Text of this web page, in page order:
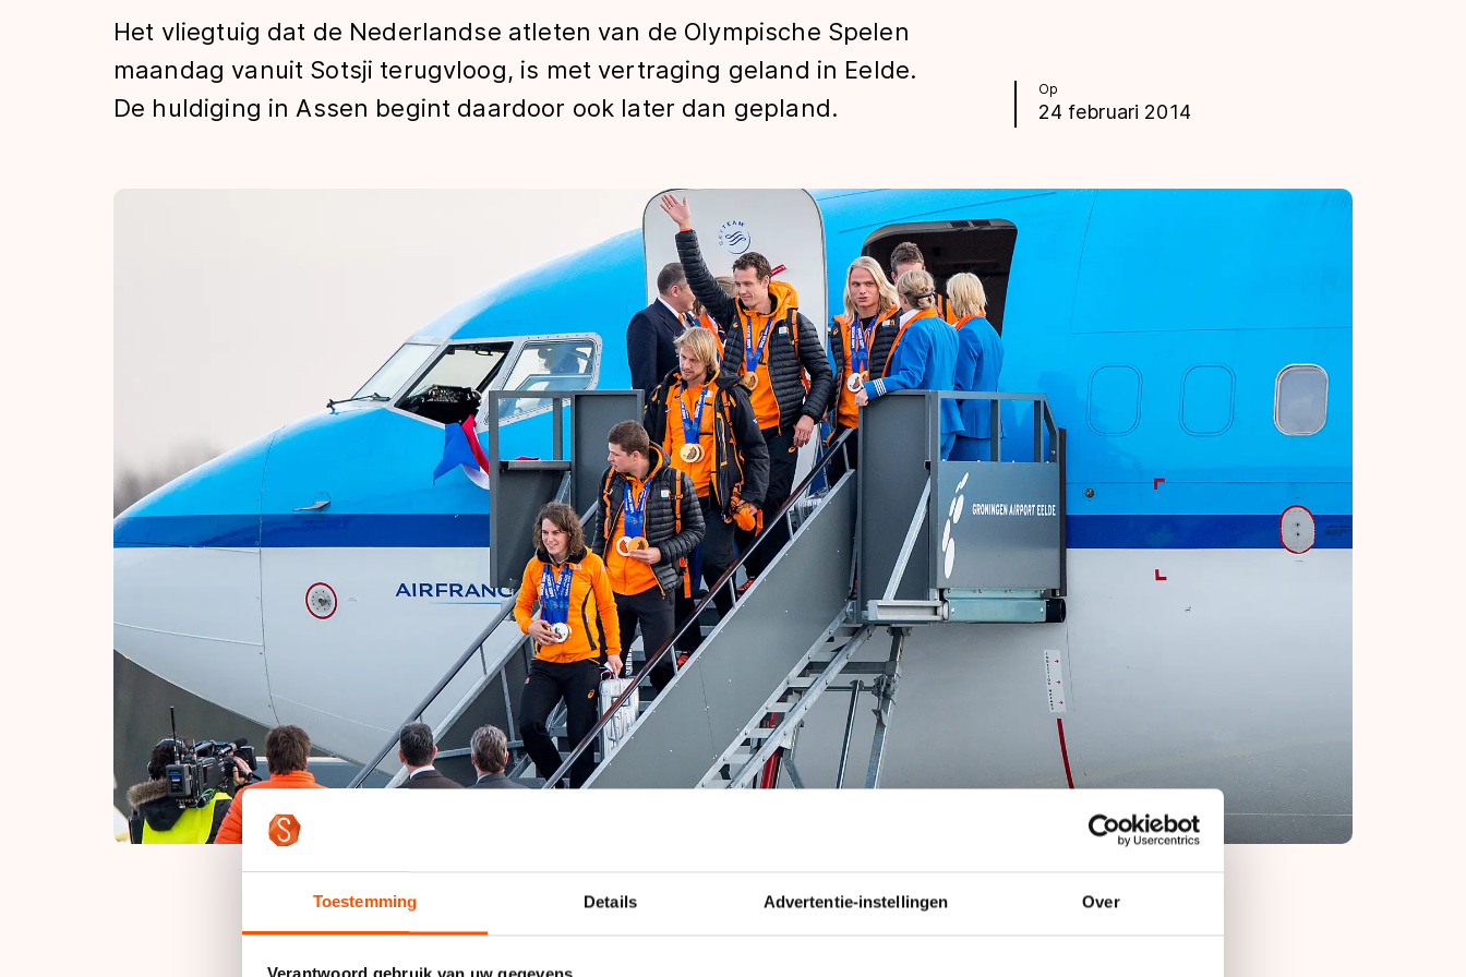
Toestemming Details Advertentie-instellingen Over
Tijden & historie
De weg op
Olympische Spelen
Op
24 februari 2014
Het vliegtuig dat de Nederlandse atleten van de Olympische Spelen
maandag vanuit Sotsji terugvloog, is met vertraging geland in Eelde.
De huldiging in Assen begint daardoor ook later dan gepland.